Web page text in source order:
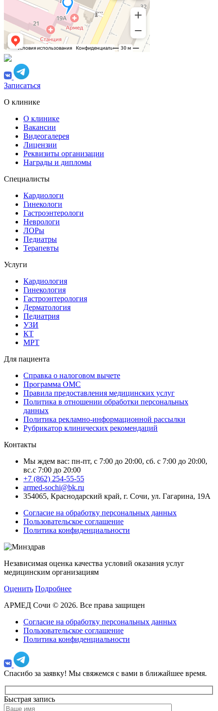
Записаться
О клинике
О клинике
Вакансии
Видеогалерея
Лицензии
Реквизиты организации
Награды и дипломы
Специалисты
Кардиологи
Гинекологи
Гастроэнтерологи
Неврологи
ЛОРы
Педиатры
Терапевты
Услуги
Кардиология
Гинекология
Гастроэнтерология
Дерматология
Педиатрия
УЗИ
КТ
МРТ
Для пациента
Справка о налоговом вычете
Программа ОМС
Правила предоставления медицинских услуг
Политика в отношении обработки персональных
данных
Политика рекламно-информационной рассылки
Рубрикатор клинических рекомендаций
Контакты
Мы ждем вас: пн-пт, с 7:00 до 20:00, сб. с 7:00 до 20:00,
вс.с 7:00 до 20:00
+7 (862) 254-55-55
armed-sochi@bk.ru
354065, Краснодарский край, г. Сочи, ул. Гагарина, 19А
Согласие на обработку персональных данных
Пользовательское соглашение
Политика конфиденциальности
Независимая оценка качества условий оказания услуг
медицинским организациям
Оценить Подробнее
АРМЕД Сочи © 2026. Все права защищен
Согласие на обработку персональных данных
Пользовательское соглашение
Политика конфиденциальности
Спасибо за заявку! Мы свяжемся с вами в ближайшее время.
Быстрая запись